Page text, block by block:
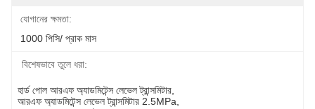
যোগানের ক্ষমতা:
1000 পিসি/ প্রাক মাস
বিশেষভাবে তুলে ধরা:
হার্ড পোল আরএফ অ্যাডমিটেন্স লেভেল ট্রান্সমিটার
আরএফ অ্যাডমিটেন্স লেভেল ট্রান্সমিটার 2.5MPa